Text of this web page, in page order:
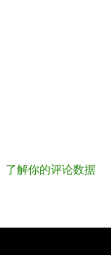
了解你的评论数据